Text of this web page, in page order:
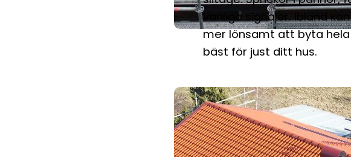
vanliga signaler. Ibland
mer lönsamt att byta
bäst för just ditt hus.